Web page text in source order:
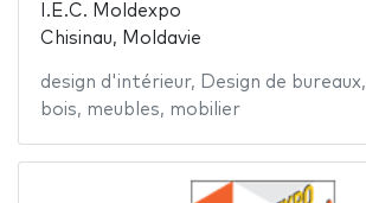
I.E.C. Moldexpo
Chisinau, Moldavie
design d'intérieur, Design de bureaux,
bois, meubles, mobilier